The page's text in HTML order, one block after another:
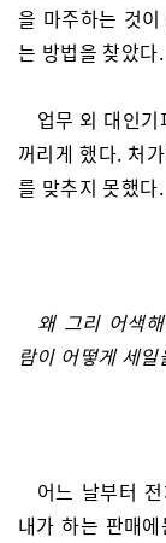
을 마주하는 것
는 방법을 찾았다.
업무 외 대인
꺼리게 했다. 처
를 맞추지 못했다.
왜 그리 어색
람이 어떻게 세일
어느 날부터
내가 하는 판매